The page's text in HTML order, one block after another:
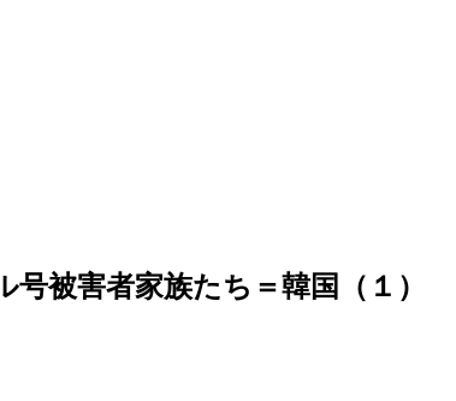
被害者家族たち＝韓国（１）